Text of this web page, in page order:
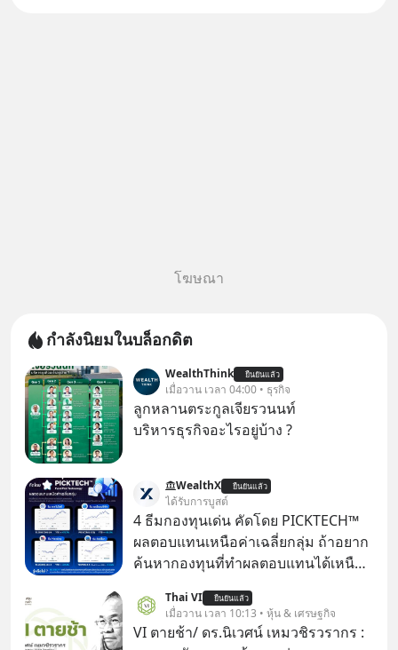
โฆษณา
กำลังนิยมในบล็อกดิต
WealthThink ยืนยันแล้ว
เมื่อวาน เวลา 04:00 • ธุรกิจ
ลูกหลานตระกูลเจียรวนนท์
บริหารธุรกิจอะไรอยู่บ้าง ?
WealthX ยืนยันแล้ว
ได้รับการบูสต์
4 ธีมกองทุนเด่น คัดโดย PICKTECH™
ผลตอบแทนเหนือค่าเฉลี่ยกลุ่ม ถ้าอยาก
ค้นหากองทุนที่ทำผลตอบแทนได้เหนือ
ค้นหาข้อมูลและวิเคราะห์เองให้เสีย
เวลา แค่ใช้ PICKTECH™ บนแอป
Thai VI ยืนยันแล้ว
เมื่อวาน เวลา 10:13 • หุ้น & เศรษฐกิจ
VI ตายช้า/ ดร.นิเวศน์ เหมวชิรวรากร :